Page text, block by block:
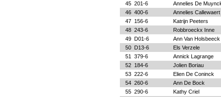
45 201-6
Annelies De
46 400-6
Annelies Callewaert
47 156-6
Katrijn Peeters
48 243-6
Robbroeckx Inne
49 D01-6
Ann Van Holsbeeck
50 D13-6
Els Verzele
51
379-6
Annick Lagrange
52 184-6
Jolien Boriau
53 222-6
Elien De Coninck
54 260-6
Ann De Bock
55 290-6
Kathy Criel